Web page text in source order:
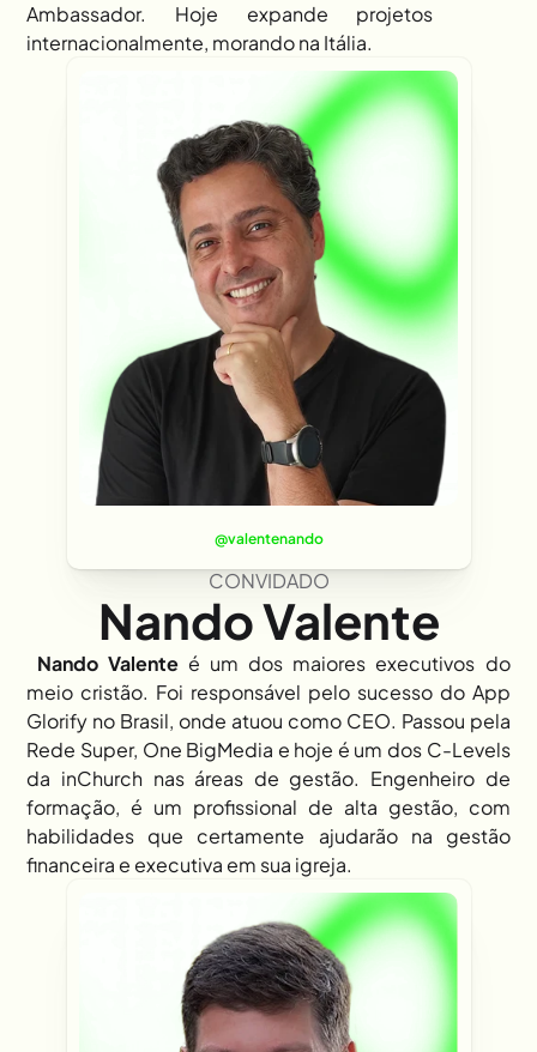
Ambassador. Hoje expande projetos
internacionalmente, morando na Itália.
@valentenando
CONVIDADO
Nando Valente
Nando Valente é um dos maiores executivos do
meio cristão. Foi responsável pelo sucesso do App
Glorify no Brasil, onde atuou como CEO. Passou pela
Rede Super, One BigMedia e hoje é um dos C-Levels
da inChurch nas áreas de gestão. Engenheiro de
formação, é um profissional de alta gestão, com
habilidades que certamente ajudarão na gestão
financeira e executiva em sua igreja.